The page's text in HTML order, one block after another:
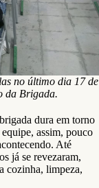
no último dia 17 de
da Brigada.
dura em torno
assim, pouco
Até
já se revezaram,
cozinha, limpeza,